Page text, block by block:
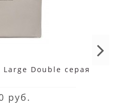
Double серая
руб.